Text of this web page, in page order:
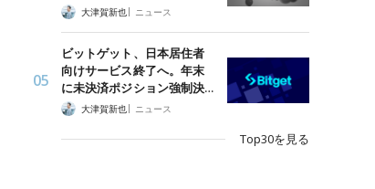
大津賀新也| ニュース
ビットゲット、日本居住者
向けサービス終了へ。年末
に未決済ポジション強制決…
大津賀新也| ニュース
Top30を見る